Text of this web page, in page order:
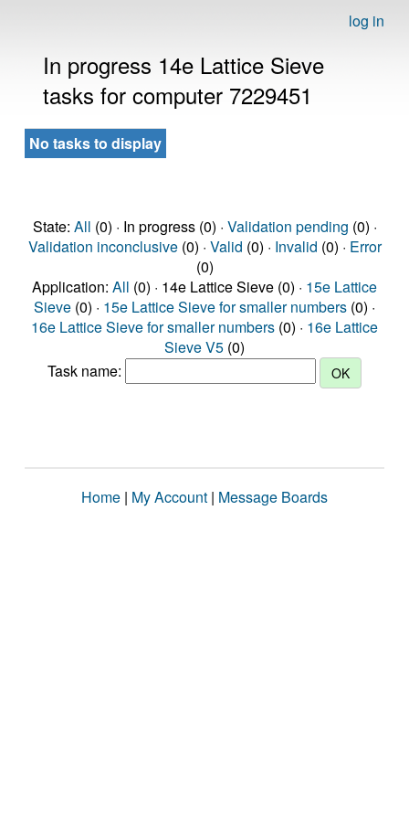
log in
In progress 14e Lattice Sieve
tasks for computer 7229451
No tasks to display
State: All (0) · In progress (0) · Validation pending (0) ·
Validation inconclusive(0) · Valid (0) · Invalid (0) · Error
(0)
Application: All (0) · 14e Lattice Sieve (0) · 15e Lattice
Sieve (0) · 15e Lattice Sieve for smaller numbers (0) ·
16e Lattice Sieve for smaller numbers (0) · 16e Lattice
Sieve V5 (0)
Task name:
Home | My Account | Message Boards